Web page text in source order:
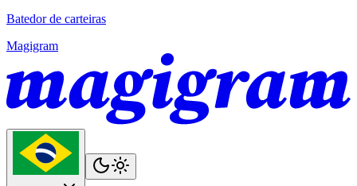
Batedor de carteiras
Magigram